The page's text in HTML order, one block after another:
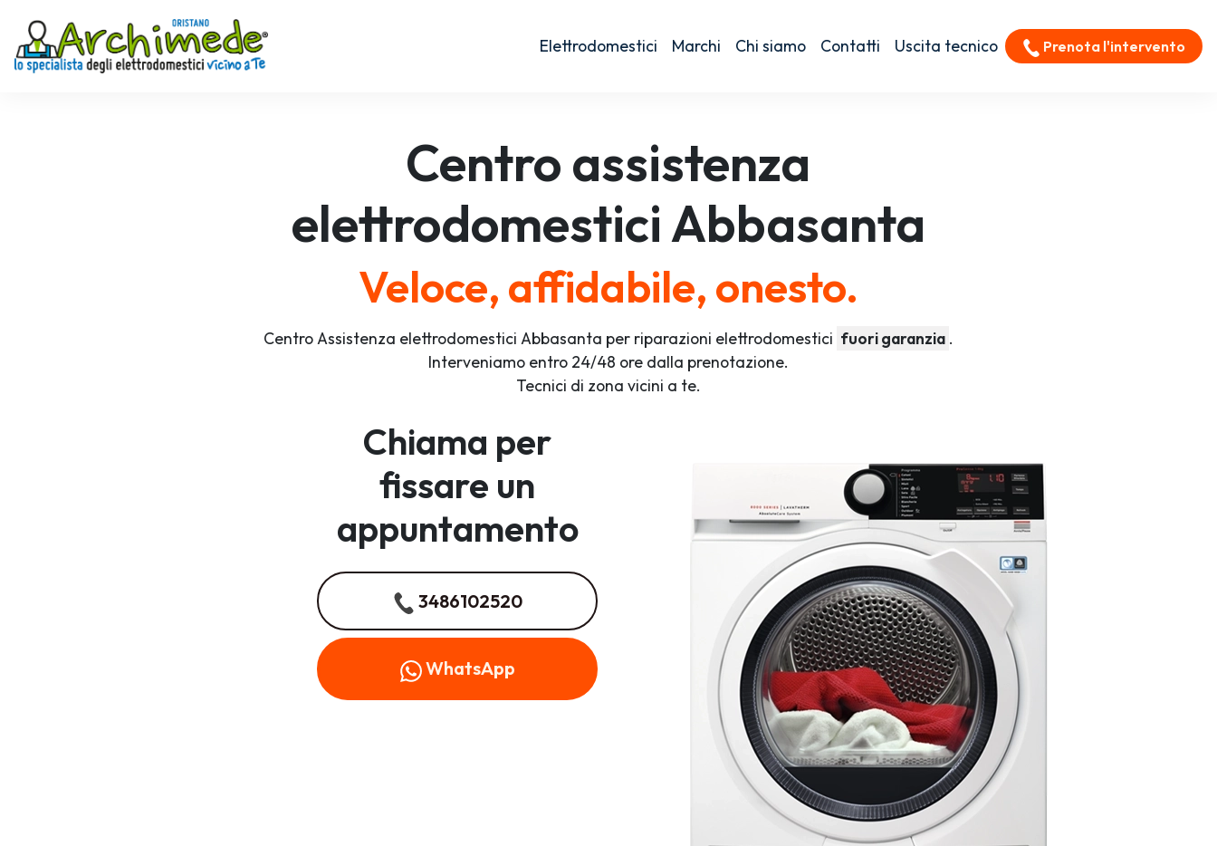
Elettrodomestici Marchi Chi siamo Contatti Uscita tecnico Prenota l'intervento
Centro assistenza
elettrodomesticiAbbasanta
Veloce, affidabile, onesto.
Centro Assistenza elettrodomestici Abbasanta per riparazioni elettrodomestici fuori garanzia .
Interveniamo entro 24/48 ore dalla prenotazione.
Tecnici di zona vicini a te.
Chiama per
fissare un
appuntamento
3486102520
WhatsApp